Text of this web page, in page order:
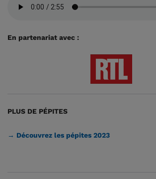
En partenariat avec :
PLUS DE PÉPITES
→ Découvrez les pépites 2023